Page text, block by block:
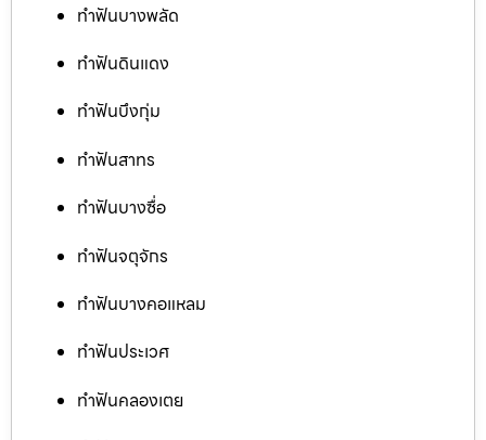
ทำฟันบางพลัด
ทำฟันดินแดง
ทำฟันบึงกุ่ม
ทำฟันสาทร
ทำฟันบางซื่อ
ทำฟันจตุจักร
ทำฟันบางคอแหลม
ทำฟันประเวศ
ทำฟันคลองเตย